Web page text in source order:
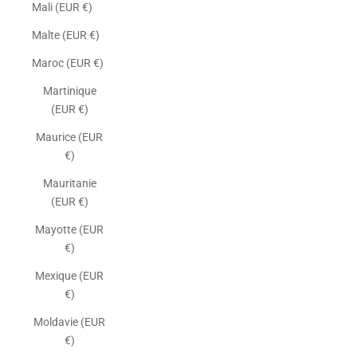
Mali (EUR €)
Malte (EUR €)
Maroc (EUR €)
Martinique
(EUR €)
Maurice (EUR
€)
Mauritanie
(EUR €)
Mayotte (EUR
€)
Mexique (EUR
€)
Moldavie (EUR
€)